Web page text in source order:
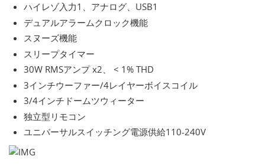
ハイレゾ入力1、アナログ、USB1
デュアルアラームクロック機能
スヌーズ機能
スリープタイマー
30W RMSアンプ x2、 < 1% THD
3インチウーファー/4レイヤーボイスコイル
3/4インチドームツウィーター
独立型リモコン
ユニバーサルスイッチング電源供給110-240V